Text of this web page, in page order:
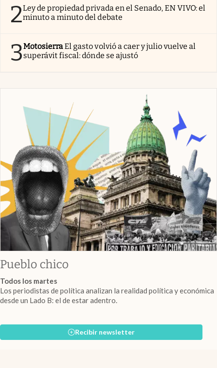
2Ley de propiedad privada en el Senado, EN VIVO: el
minuto a minuto del debate
3MotosierraEl gasto volvió a caer y julio vuelve al
superávit fiscal: dónde se ajustó
Pueblo chico
Todos los martes
Los periodistas de política analizan la realidad política y económica
desde un Lado B: el de estar adentro.
Recibir newsletter